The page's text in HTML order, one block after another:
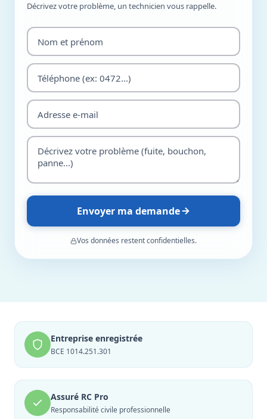
Décrivez votre problème, un technicien vous rappelle.
Envoyer ma demande
Vos données restent confidentielles.
Entreprise enregistrée
BCE 1014.251.301
Assuré RC Pro
Responsabilité civile professionnelle